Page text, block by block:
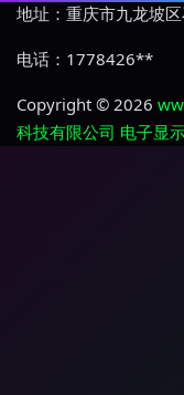
地址：重庆市九龙坡
电话：1778426**
Copyright © 2026
科技有限公司 电子显